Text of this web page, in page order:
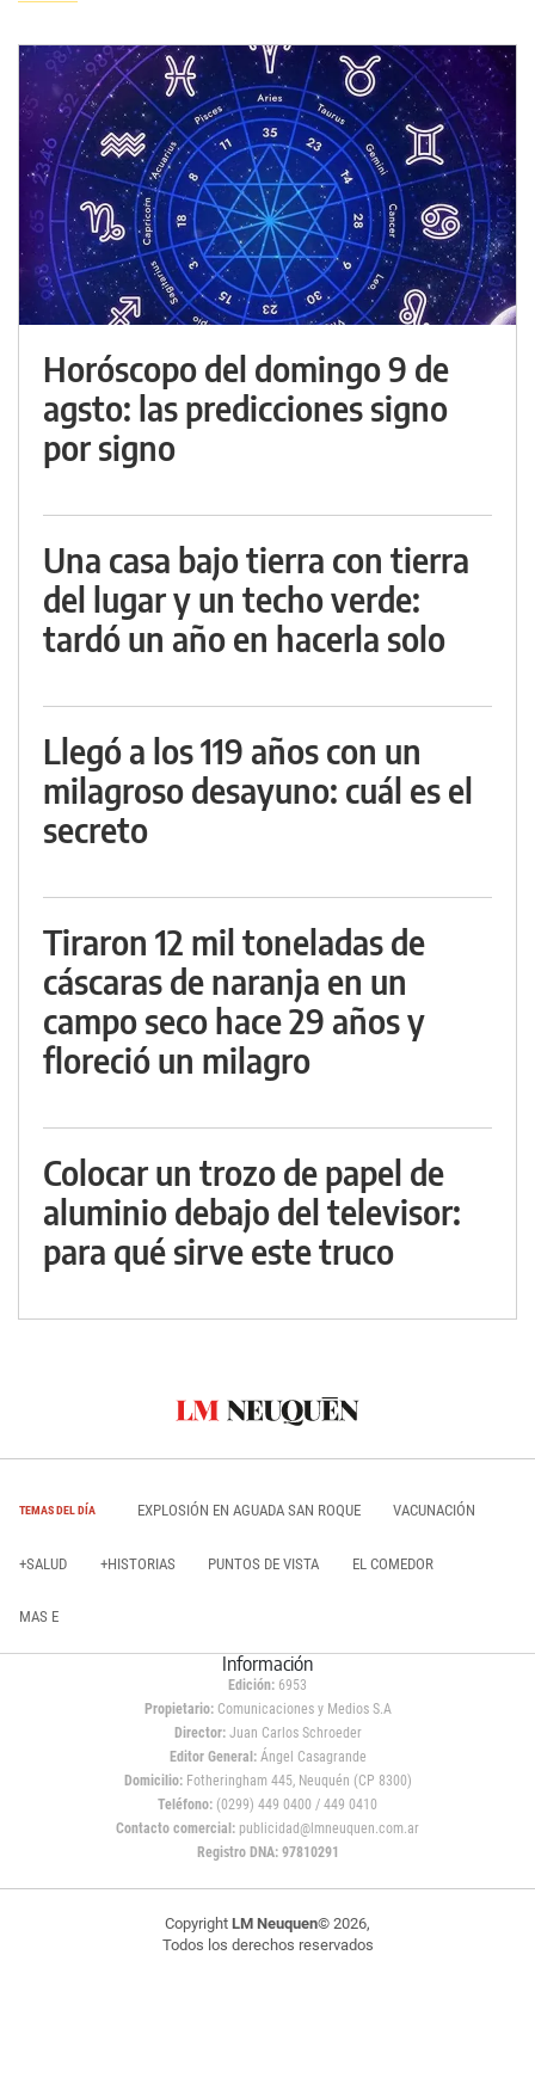
Horóscopo del domingo 9 de
agsto: las predicciones signo
por signo
Una casa bajo tierra con tierra
del lugar y un techo verde:
tardó un año en hacerla solo
Llegó a los 119 años con un
milagroso desayuno: cuál es el
secreto
Tiraron 12 mil toneladas de
cáscaras de naranja en un
campo seco hace 29 años y
floreció un milagro
Colocar un trozo de papel de
aluminio debajo del televisor:
para qué sirve este truco
TEMAS DEL DÍA EXPLOSIÓN EN AGUADA SAN ROQUE VACUNACIÓN
+SALUD +HISTORIAS PUNTOS DE VISTA EL COMEDOR
MAS E
Información
Edición: 6953
Propietario:Comunicaciones y Medios S.A
Director: Juan Carlos Schroeder
Editor General:Ángel Casagrande
Domicilio:Fotheringham 445, Neuquén (CP 8300)
Teléfono: (0299) 449 0400 / 449 0410
Contacto comercial: publicidad@lmneuquen.com.ar
Registro DNA: 97810291
Copyright LM Neuquen© 2026,
Todos los derechos reservados